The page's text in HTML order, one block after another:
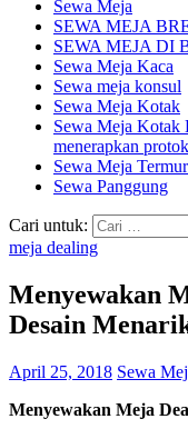
Sewa Meja
SEWA MEJA
SEWA MEJA DI
Sewa Meja Kaca
Sewa meja konsul
Sewa Meja Kotak
Sewa Meja Kotak
menerapkan
Sewa Meja
Sewa Panggung
Cari untuk:
meja dealing
Menyewakan
Desain
April 25, 2018 Sewa
Menyewakan Meja